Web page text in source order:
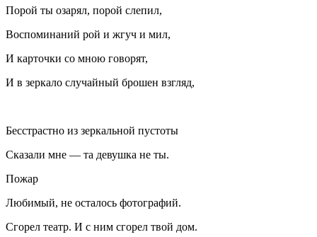
Порой ты озарял, порой слепил,
Воспоминаний рой и жгуч и мил,
И карточки со мною говорят,
И в зеркало случайный брошен взгляд,
Бесстрастно из зеркальной пустоты
Сказали мне — та девушка не ты.
Пожар
Любимый, не осталось фотографий.
Сгорел театр. И с ним сгорел твой дом.